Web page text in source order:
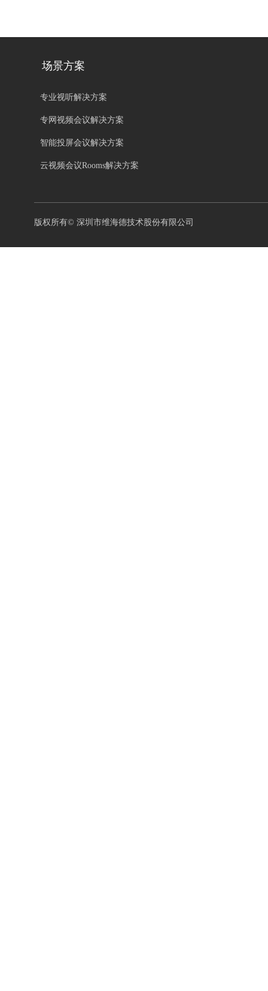
场景方案
专业视听解决方案
专网视频会议解决方案
智能投屏会议解决方案
云视频会议Rooms解决方案
版权所有© 深圳市维海德技术股份有限公司